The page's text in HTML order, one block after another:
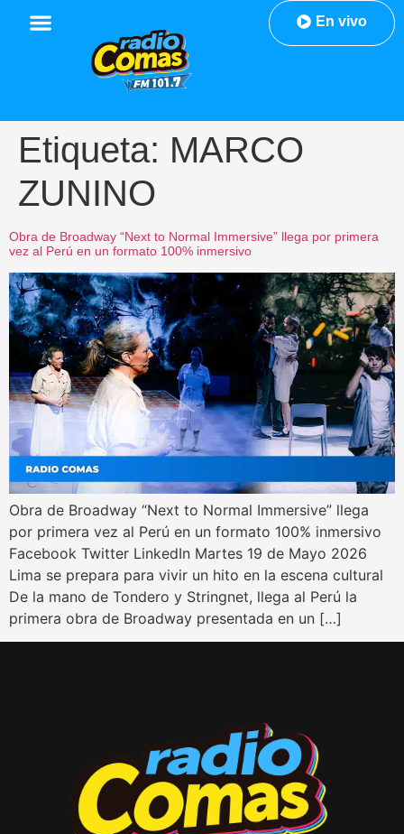
En vivo
Etiqueta: MARCO
ZUNINO
Obra de Broadway “Next to Normal Immersive” llega por primera
vez al Perú en un formato 100% inmersivo
Obra de Broadway “Next to Normal Immersive” llega
por primera vez al Perú en un formato 100% inmersivo
Facebook Twitter LinkedIn Martes 19 de Mayo 2026
Lima se prepara para vivir un hito en la escena cultural
De la mano de Tondero y Stringnet, llega al Perú la
primera obra de Broadway presentada en un […]